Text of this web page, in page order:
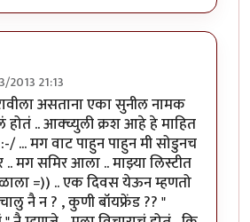
2013 21:13
असताना एका सुनील नामक
होतं .. आक्च्युली क्रश आहे हे माहित
... मग वाट पाहुन पाहुन मी सोडुनच
.. मग समिर आला .. माझ्या लिस्टीत
=)) .. एक दिवस येऊन म्हणतो
नै न ? , कुणी बॉयफ्रेंड ?? "